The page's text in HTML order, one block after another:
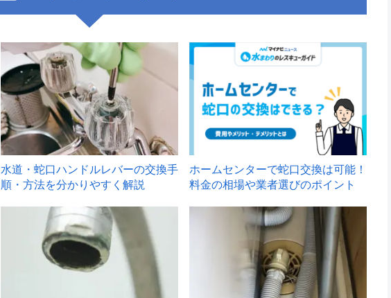
2
水道・蛇口ハンドルレバーの交換手
順・方法を分かりやすく解説
ホームセンターで蛇口交換は可能！
料金の相場や業者選びのポイント